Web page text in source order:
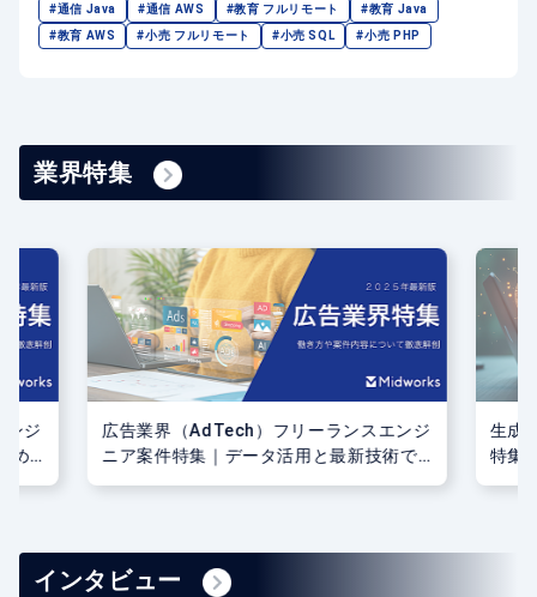
#通信 Java
#通信 AWS #教育 フルリモート
#教育 Java
#教育 AWS
#小売 フルリモート #小売 SQL #小売 PHP
業界特集
ンジ
で
生成AI分野フリーランスエンジニア案件
特集｜最先端技術を駆使！注目スキルと
小売
年収
インタビュー